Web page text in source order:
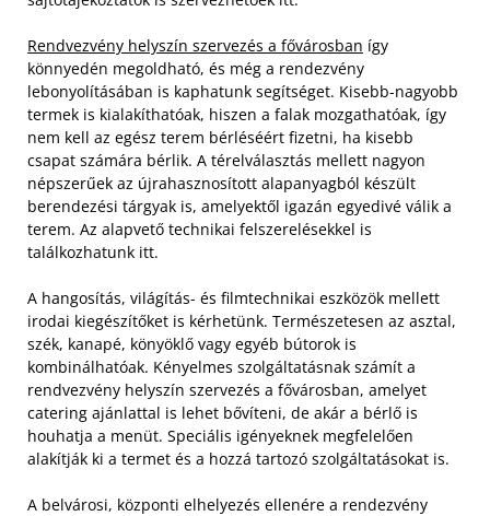
Rendvezvény helyszín szervezés a fővárosban így
könnyedén megoldható, és még a rendezvény
lebonyolításában is kaphatunk segítséget. Kisebb-nagyobb
termek is kialakíthatóak, hiszen a falak mozgathatóak, így
nem kell az egész terem bérléséért fizetni, ha kisebb
csapat számára bérlik. A térelválasztás mellett nagyon
népszerűek az újrahasznosított alapanyagból készült
berendezési tárgyak is, amelyektől igazán egyedivé válik a
terem. Az alapvető technikai felszerelésekkel is
találkozhatunk itt.
A hangosítás, világítás- és filmtechnikai eszközök mellett
irodai kiegészítőket is kérhetünk. Természetesen az asztal,
szék, kanapé, könyöklő vagy egyéb bútorok is
kombinálhatóak. Kényelmes szolgáltatásnak számít a
rendvezvény helyszín szervezés a fővárosban, amelyet
catering ajánlattal is lehet bővíteni, de akár a bérlő is
houhatja a menüt. Speciális igényeknek megfelelően
alakítják ki a termet és a hozzá tartozó szolgáltatásokat is.
A belvárosi, központi elhelyezés ellenére a rendezvény